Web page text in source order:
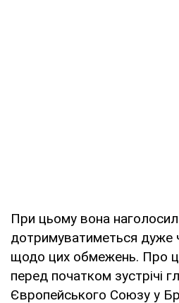
При цьому вона
дотримуватиметься дуже
щодо цих обмежень. Про
перед початком зустрічі
Європейського Союзу у